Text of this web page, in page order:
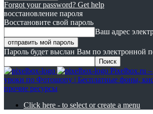
Forgot your password? Get help
восстановление пароля
Восстановите свой пароль
Ваш адрес
Пароль будет выслан Вам по электронной
Pixelbox.ru
уроки по Фотошопу | Бесплатные фоны,
прочие ресурсы
Click here - to select or create a menu